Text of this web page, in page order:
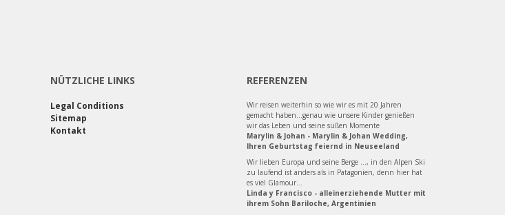
NÜTZLICHE LINKS
Legal Conditions
Sitemap
Kontakt
REFERENZEN
Wir reisen weiterhin so wie wir es mit 20 Jahren
gemacht haben...genau wie unsere Kinder genießen
wir das Leben und seine süßen Momente
Marylin & Johan - Marylin & Johan Wedding,
Ihren Geburtstag feiernd in Neuseeland
Wir lieben Europa und seine Berge ..., in den Alpen Ski
zu laufend ist anders als in Patagonien, denn hier hat
es viel Glamour...
Linda y Francisco - alleinerziehende Mutter mit
ihrem Sohn Bariloche, Argentinien